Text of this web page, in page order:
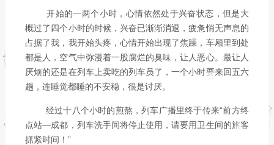
开始的一两个小时，心情依然处于兴奋状态，但是大
概过了四个小时的时候，兴奋已渐渐消退，疲惫悄无声息的
占据了我，我开始头疼，心情开始出现了焦躁，车厢里到处
都是人，空气中弥漫着一股腐烂的臭味，让人恶心。最让人
厌烦的还是在列车上卖吃的列车员了，一个小时要来回五六
趟，连睡觉都睡的不安稳，很是讨厌。
经过十八个小时的煎熬，列车广播里终于传来“前方终
点站—成都，列车洗手间将停止使用，请要用卫生间的旅客
抓紧时间！”